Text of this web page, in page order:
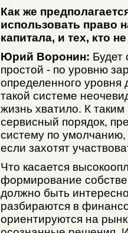
Как же
использовать право
капитала, и тех, кто
Юрий Воронин: Будет
простой - по уровню
определенного уровня
такой системе
жизнь хватило. К
сервисный порядок,
систему по
если захотят
Что касается
формирование
должно быть
разбираются в
ориентируются на